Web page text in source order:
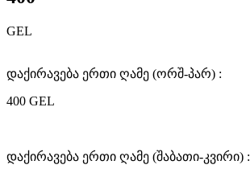
GEL
დაქირავება ერთი ღამე (ორშ-პარ) :
400 GEL
დაქირავება ერთი ღამე (შაბათი-კვირი) :